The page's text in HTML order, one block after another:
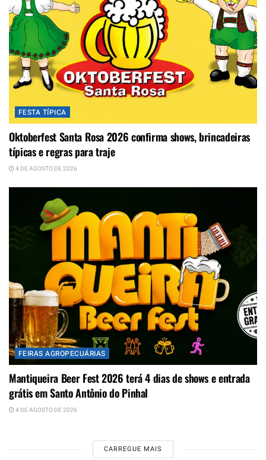
FESTA TÍPICA
Oktoberfest Santa Rosa 2026 confirma shows, brincadeiras
típicas e regras para traje
4 DE AGOSTO DE 2026
FEIRAS AGROPECUÁRIAS
Mantiqueira Beer Fest 2026 terá 4 dias de shows e entrada
grátis em Santo Antônio do Pinhal
4 DE AGOSTO DE 2026
CARREGUE MAIS